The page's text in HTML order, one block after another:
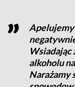
Apelujemy
Wsiadając
alkoholu
Narażamy